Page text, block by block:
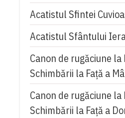
Acatistul Sfintei
Acatistul Sfântului
Canon de rugăciune
Schimbării la Față a
Canon de rugăciune
Schimbării la Faţă a